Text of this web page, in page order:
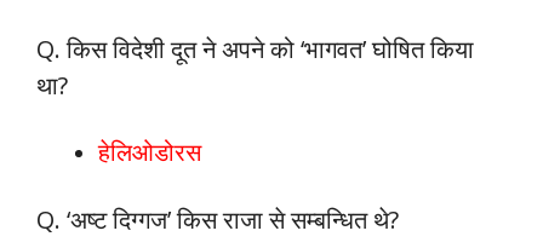
Q. किस विदेशी दूत ने अपने को ‘भागवत’ घोषित किया
था?
हेलिओडोरस
Q. ‘अष्ट दिग्गज’ किस राजा से सम्बन्धित थे?